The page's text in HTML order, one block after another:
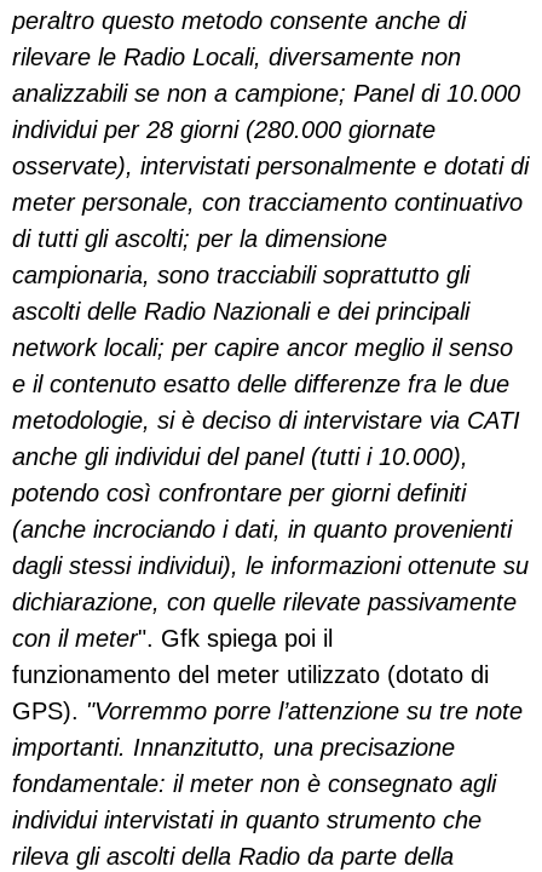
peraltro questo metodo consente anche di
rilevare le Radio Locali, diversamente non
analizzabili se non a campione; Panel di 10.000
individui per 28 giorni (280.000 giornate
osservate), intervistati personalmente e dotati di
meter personale, con tracciamento continuativo
di tutti gli ascolti; per la dimensione
campionaria, sono tracciabili soprattutto gli
ascolti delle Radio Nazionali e dei principali
network locali; per capire ancor meglio il senso
e il contenuto esatto delle differenze fra le due
metodologie, si è deciso di intervistare via CATI
anche gli individui del panel (tutti i 10.000),
potendo così confrontare per giorni definiti
(anche incrociando i dati, in quanto provenienti
dagli stessi individui), le informazioni ottenute su
dichiarazione, con quelle rilevate passivamente
con il meter". Gfk spiega poi il
funzionamento del meter utilizzato (dotato di
GPS). "Vorremmo porre l’attenzione su tre note
importanti. Innanzitutto, una precisazione
fondamentale: il meter non è consegnato agli
individui intervistati in quanto strumento che
rileva gli ascolti della Radio da parte della